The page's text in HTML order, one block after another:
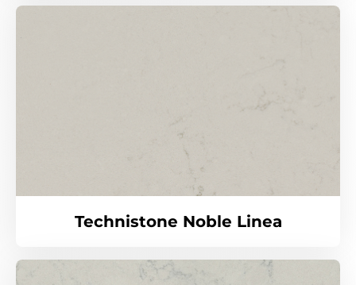
Technistone Noble Linea